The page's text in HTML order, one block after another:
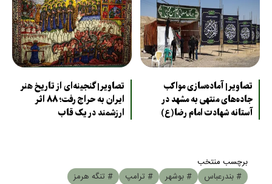
تصاویر| آماده‌سازی مواکب
جاده‌های منتهی به مشهد در
آستانه شهادت امام رضا(ع)
تصاویر| گنجینه‌ای از تاریخ هنر
ایران به حراج رفت؛ ۸۸ اثر
ارزشمند در یک قاب
برچسب منتخب
# بندرعباس
# بوشهر # ترامپ
# تنگه هرمز